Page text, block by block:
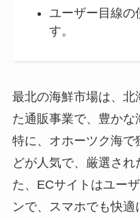
ユーザー目線の
す。
最北の海鮮市場は、北
た通販事業で、豊かな
特に、オホーツク海
どが人気で、厳選さ
た、ECサイトはユー
ンで、スマホでも快